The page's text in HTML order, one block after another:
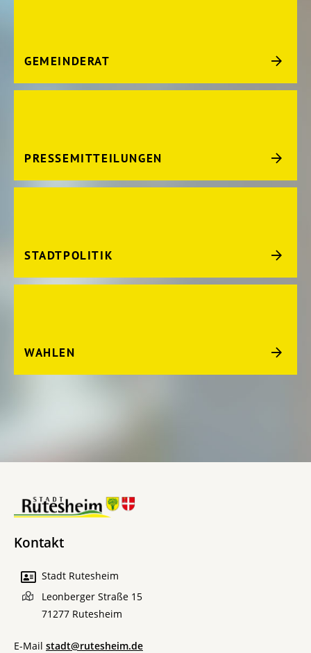
GEMEINDERAT
PRESSEMITTEILUNGEN
STADTPOLITIK
WAHLEN
Kontakt
Stadt Rutesheim
Leonberger Straße 15
71277 Rutesheim
E-Mail stadt@rutesheim.de